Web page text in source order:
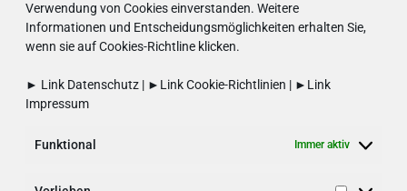
Verwendung von Cookies einverstanden. Weitere
Informationen und Entscheidungsmöglichkeiten erhalten Sie,
wenn sie auf Cookies-Richtline klicken.
► Link Datenschutz | ►LinkCookie-Richtlinien | ►Link
Impressum
Funktional Immer aktiv